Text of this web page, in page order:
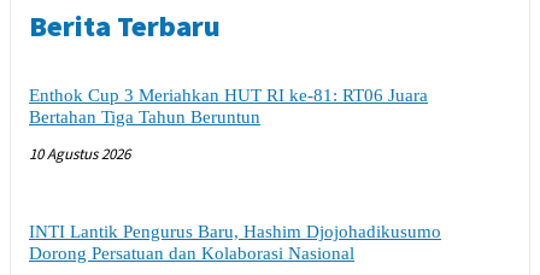
Berita Terbaru
Enthok Cup 3 Meriahkan HUT RI ke-81: RT06 Juara
Bertahan Tiga Tahun Beruntun
10 Agustus 2026
INTI Lantik Pengurus Baru, Hashim Djojohadikusumo
Dorong Persatuan dan Kolaborasi Nasional